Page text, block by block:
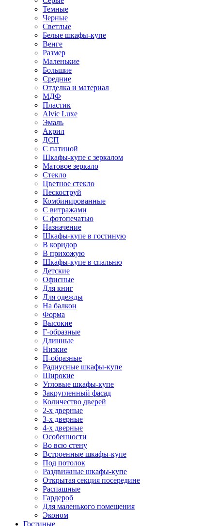
Темные
Черные
Светлые
Белые шкафы-купе
Венге
Размер
Маленькие
Большие
Средние
Отделка и материал
МДФ
Пластик
Alvic Luxe
Эмаль
Акрил
ДСП
С патиной
Шкафы-купе с зеркалом
Матовое зеркало
Стекло
Цветное стекло
Пескоструй
Комбинированные
С витражами
С фотопечатью
Назначение
Шкафы-купе в гостиную
В коридор
В прихожую
Шкафы-купе в спальню
Детские
Офисные
Для книг
Для одежды
На балкон
Форма
Высокие
Г-образные
Длинные
Низкие
П-образные
Радиусные шкафы-купе
Широкие
Угловые шкафы-купе
Закругленный фасад
Количество дверей
2-х дверные
3-х дверные
4-х дверные
Особенности
Во всю стену
Встроенные шкафы-купе
Под потолок
Раздвижные шкафы-купе
Открытая секция посередине
Распашные
Гардероб
Для маленького помещения
Эконом
Гостиные